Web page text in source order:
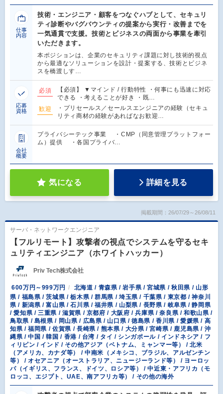
仕事
内容
技術・エンジニア・顧客をつなぐハブとして、セキュリ
ティ診断やバグバウンティの提案から実行・改善までを
一気通貫で支援。技術とビジネスの両面から事業を牽引
いただきます。
本ポジションは、企業のセキュリティ課題に対し技術的視点
から最適なソリューションを設計・提案する、技術とビジネ
スを橋渡しす…
応募
資格
必須
【必須】 ▼マインド / 行動特性 ・何事にも迅速に対応
できる ・考えることが好き ・既…
歓迎
・プリセールス／セールスエンジニアの経験（セキュ
リティ商材の経験があればなお歓迎…
会社
概要
プライバシーテック事業 ・CMP（同意管理プラットフォー
ム）提供 ・各国プライバ…
気になる 詳細を見る
掲載期間：26/07/29～26/08/11
サーバ・ネットワークエンジニア
【フルリモート】攻撃者の視点でシステムを守るセキ
ュリティエンジニア（ホワイトハッカー）
Priv Tech株式会社
600万円～999万円
北海道 / 青森県 / 岩手県 / 宮城県 / 秋田県 / 山形
県 / 福島県 / 茨城県 / 栃木県 / 群馬県 / 埼玉県 / 千葉県 / 東京都 / 神奈川
県 / 新潟県 / 富山県 / 石川県 / 福井県 / 山梨県 / 長野県 / 岐阜県 / 静岡県
/ 愛知県 / 三重県 / 滋賀県 / 京都府 / 大阪府 / 兵庫県 / 奈良県 / 和歌山県 /
鳥取県 / 島根県 / 岡山県 / 広島県 / 山口県 / 徳島県 / 香川県 / 愛媛県 / 高
知県 / 福岡県 / 佐賀県 / 長崎県 / 熊本県 / 大分県 / 宮崎県 / 鹿児島県 / 沖
縄県 / 中国 / 韓国 / 香港 / 台湾 / タイ / シンガポール / インドネシア / フ
ィリピン / インド / その他アジア（ベトナム、ミャンマー等） / 北米
（アメリカ、カナダ等） / 中南米（メキシコ、ブラジル、アルゼンチン
等） / オセアニア（オーストラリア、ニュージーランド等） / ヨーロッ
パ（イギリス、フランス、ドイツ、ロシア等） / 中近東・アフリカ（モ
ロッコ、エジプト、UAE、南アフリカ等） / その他の海外